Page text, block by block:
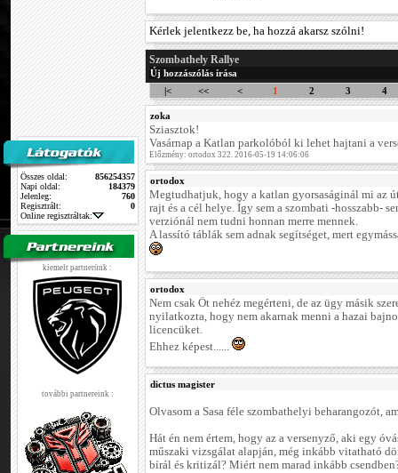
Összes oldal:
856254357
Napi oldal:
184379
Jelenleg:
760
Regisztrált:
0
Online regisztráltak:
kiemelt partnerünk :
további partnereink :
Kérlek jelentkezz be, ha hozzá akarsz szólni!
Szombathely Rallye
Új hozzászólás írása
|<
<< < 1 2 3 4
zoka
Sziasztok!
Vasárnap a Katlan parkolóból ki lehet hajtani a
Előzmény: ortodox 322. 2016-05-19 14:06:06
ortodox
Megtudhatjuk, hogy a katlan gyorsaságinál mi az
rajt és a cél helye. Így sem a szombati -hosszabb-
verziónál nem tudni honnan merre mennek.
A lassító táblák sem adnak segítséget, mert
ortodox
Nem csak Őt nehéz megérteni, de az ügy másik
nyilatkozta, hogy nem akarnak menni a hazai
licencüket.
Ehhez képest......
dictus magister
Olvasom a Sasa féle szombathelyi beharangozót,
Hát én nem értem, hogy az a versenyző, aki egy
műszaki vizsgálat alapján, még inkább vitatható
bírál és kritizál? Miért nem marad inkább